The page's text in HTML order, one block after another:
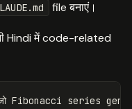
file बनाएं।
Hindi में code-related